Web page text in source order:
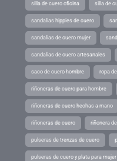
silla de cuero oficina silla de
sandalias hippies de cuero
sandalias de cuero mujer
sandalias de cuero artesanales
saco de cuero hombre ropa
riñoneras de cuero para hombre
riñoneras de cuero hechas a mano
riñoneras de cuero riñonera
pulseras de trenzas de cuero
pulseras de cuero y plata para mujer